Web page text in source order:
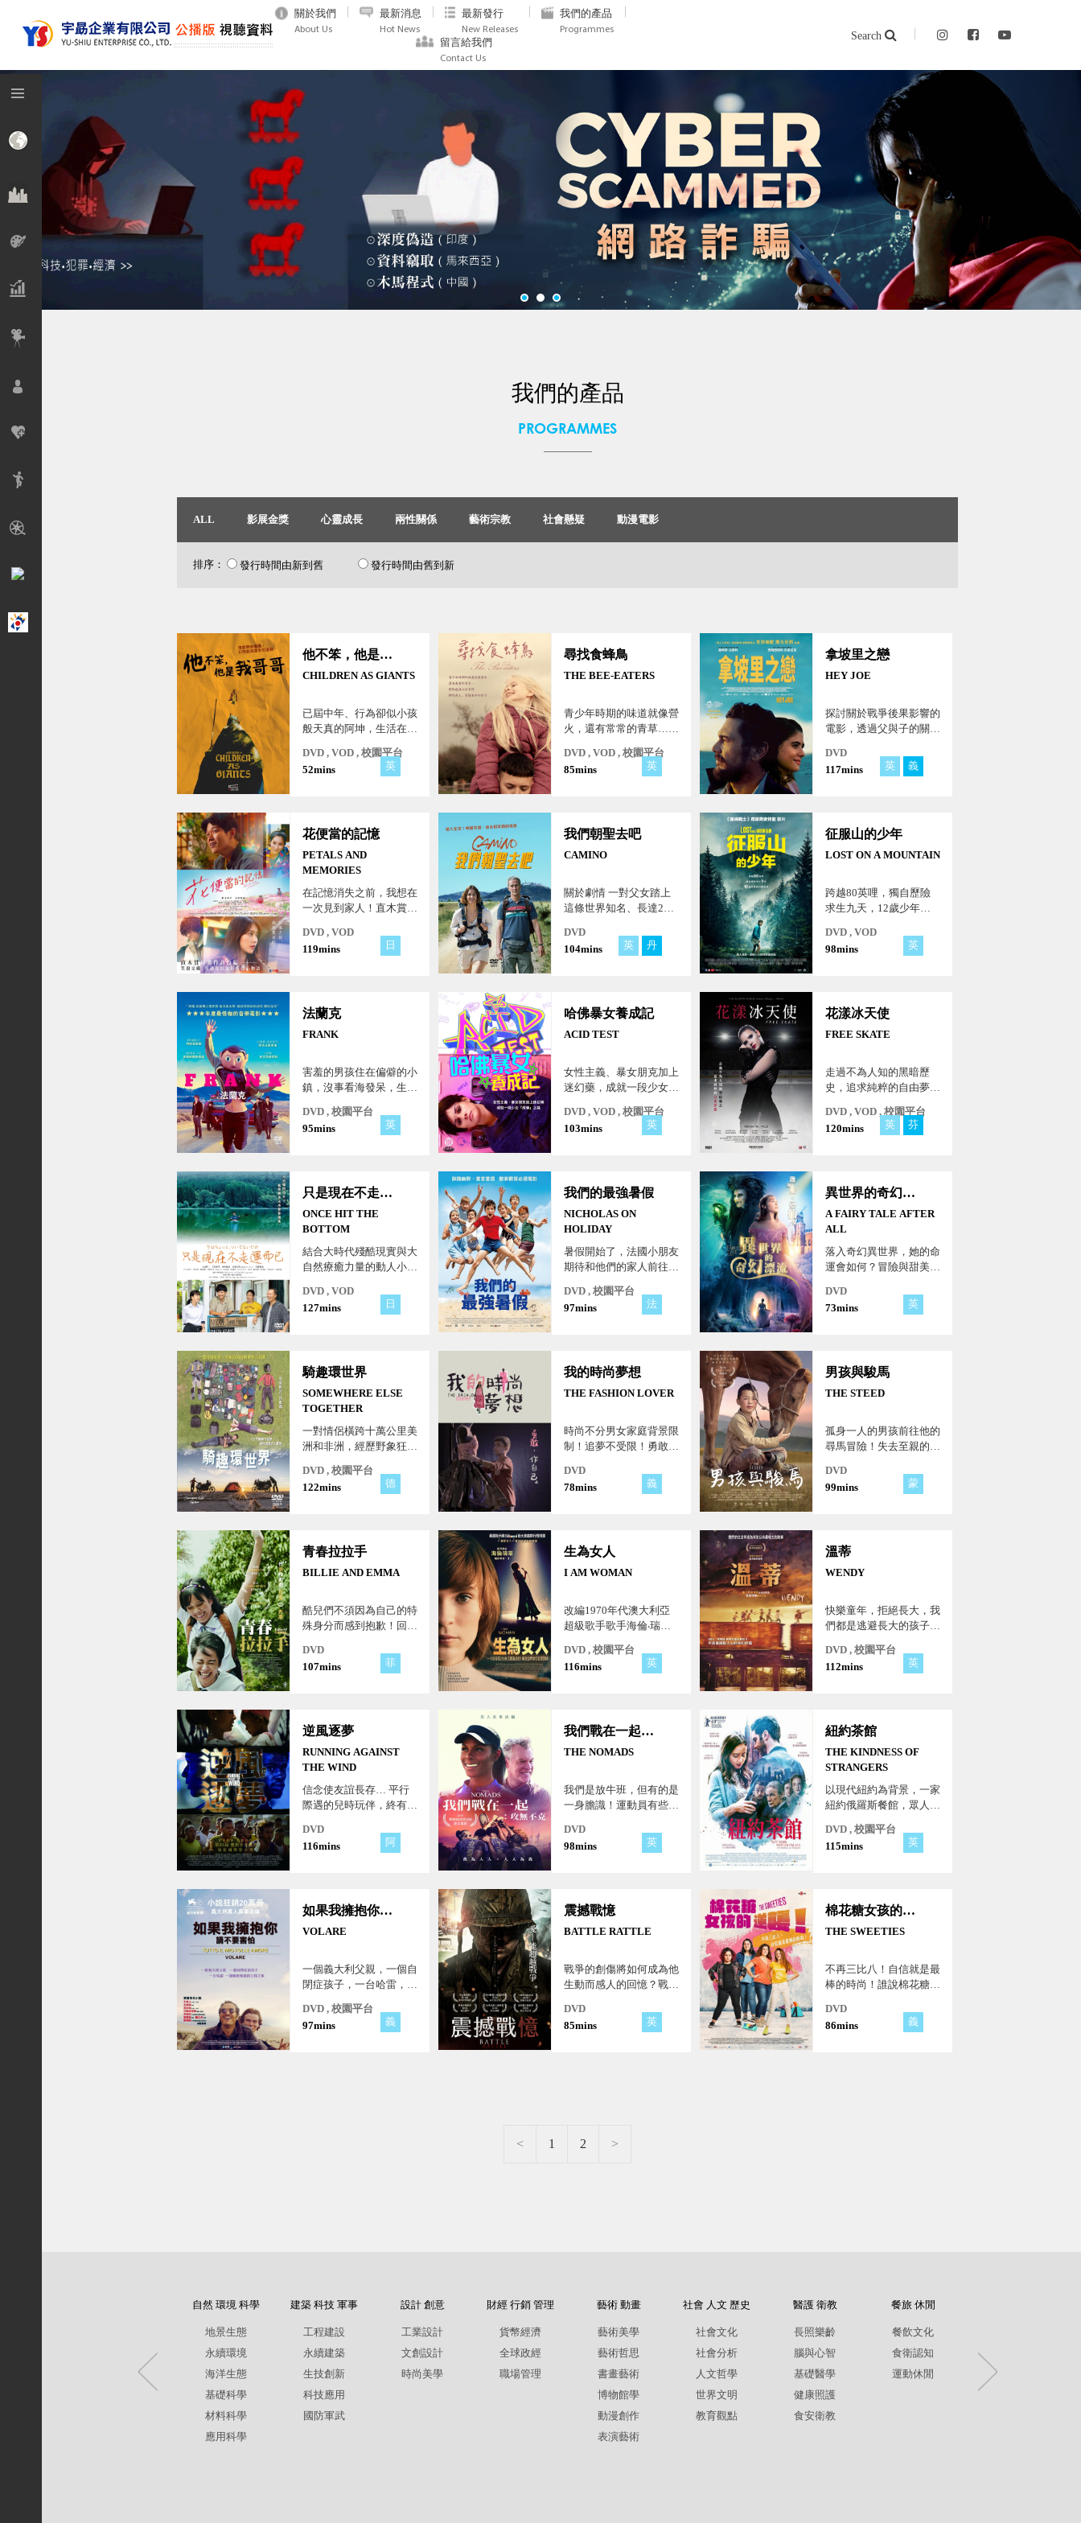
關於我們
About Us
最新消息
Hot News
最新發行
New Releases
我們的產品
Programmes
留言給我們
Contact Us
Search
我們的產品
PROGRAMMES
ALL 影展金獎 心靈成長 兩性關係 藝術宗教 社會懸疑 動漫電影
排序： 發行時間由新到舊 發行時間由舊到新
他不笨，他是我哥哥
CHILDREN AS GIANTS
已屆中年、行為卻似小孩
般天真的阿坤，生活在自
士、他要成為亞瑟王！他
的弟弟狄克蘭，走不出喪
DVD , VOD , 校園平台
52mins
英
尋找食蜂鳥
THE BEE-EATERS
青少年時期的味道就像營
火，還有常常的青草…
人、寧靜美好的日子...
DVD , VOD , 校園平台
85mins
英
拿坡里之戀
HEY JOE
探討關於戰爭後果影響的
電影，透過父與子的關
間的歷史與情感糾葛。
DVD
117mins
英 義
花便當的記憶
PETALS AND
MEMORIES
在記憶消失之前，我想在
一次見到家人！直木賞得
充滿奇幻色彩的暖心物
語！
DVD , VOD
119mins
日
我們朝聖去吧
CAMINO
關於劇情 一對父女踏上
這條世界知名、長達260
尋找人生的答案…。
DVD
104mins
英 丹
征服山的少年
LOST ON A MOUNTAIN
跨越80英哩，獨自歷險
求生九天，12歲少年的
勵人心的暢銷書改編！
DVD , VOD
98mins
英
法蘭克
FRANK
害羞的男孩住在偏僻的小
鎮，沒事看海發呆，生活
望用音樂理解這個世界...
DVD , 校園平台
95mins
英
哈佛暴女養成記
ACID TEST
女性主義、暴女朋克加上
迷幻藥，成就一段少女
DVD , VOD , 校園平台
103mins
英
花漾冰天使
FREE SKATE
走過不為人知的黑暗歷
史，追求純粹的自由夢
DVD , VOD , 校園平台
120mins
英 芬
只是現在不走運而已
ONCE HIT THE
BOTTOM
結合大時代殘酷現實與大
自然療癒力量的動人小
編，泡沫經濟瓦解後的魯
蛇重生之路
DVD , VOD
127mins
日
我們的最強暑假
NICHOLAS ON
HOLIDAY
暑假開始了，法國小朋友
期待和他們的家人前往海
灘全新冒險。結交一群新
朋友，玩得很盡興。他認
過，有一件事是確定的：
對於每個人來說，這將是
DVD , 校園平台
97mins
法
異世界的奇幻漂流
A FAIRY TALE AFTER
ALL
落入奇幻異世界，她的命
運會如何？冒險與甜美，
DVD
73mins
英
騎趣環世界
SOMEWHERE ELSE
TOGETHER
一對情侶橫跨十萬公里美
洲和非洲，經歷野象狂追
旅！
DVD , 校園平台
122mins
德
我的時尚夢想
THE FASHION LOVER
時尚不分男女家庭背景限
制！追夢不受限！勇敢，
DVD
78mins
義
男孩與駿馬
THE STEED
孤身一人的男孩前往他的
尋馬冒險！失去至親的男
旅！
DVD
99mins
蒙
青春拉拉手
BILLIE AND EMMA
酷兒們不須因為自己的特
殊身分而感到抱歉！回到
人都可愛…
DVD
107mins
菲
生為女人
I AM WOMAN
改編1970年代澳大利亞
超級歌手歌手海倫‧瑞蒂
和職業生涯。
DVD , 校園平台
116mins
英
溫蒂
WENDY
快樂童年，拒絕長大，我
們都是逃避長大的孩子！
新作，描述迷失在時間與
空間不明的神秘島嶼，溫
DVD , 校園平台
112mins
英
逆風逐夢
RUNNING AGAINST
THE WIND
信念使友誼長存… 平行
際遇的兒時玩伴，終有交
DVD
116mins
阿
我們戰在一起：攻無不克
THE NOMADS
我們是放牛班，但有的是
一身膽識！運動員有些東
DVD
98mins
英
紐約茶館
THE KINDNESS OF
STRANGERS
以現代紐約為背景，一家
紐約俄羅斯餐館，眾人們
溫情故事。
DVD , 校園平台
115mins
英
如果我擁抱你請不要害怕
VOLARE
一個義大利父親，一個自
閉症孩子，一台哈雷，一
DVD , 校園平台
97mins
義
震撼戰憶
BATTLE RATTLE
戰爭的創傷將如何成為他
生動而感人的回憶？戰爭
下…
DVD
85mins
英
棉花糖女孩的逆襲
THE SWEETIES
不再三比八！自信就是最
棒的時尚！誰說棉花糖女
DVD
86mins
義
< 1 2 >
自然 環境 科學
地景生態
永續環境
海洋生態
基礎科學
材料科學
應用科學
建築 科技 軍事
工程建設
永續建築
生技創新
科技應用
國防軍武
設計 創意
工業設計
文創設計
時尚美學
財經 行銷 管理
貨幣經濟
全球政經
職場管理
藝術 動畫
藝術美學
藝術哲思
書畫藝術
博物館學
動漫創作
表演藝術
社會 人文 歷史
社會文化
社會分析
人文哲學
世界文明
教育觀點
醫護 衛教
長照樂齡
腦與心智
基礎醫學
健康照護
食安衛教
餐旅 休閒
餐飲文化
食衛認知
運動休閒
社政人文